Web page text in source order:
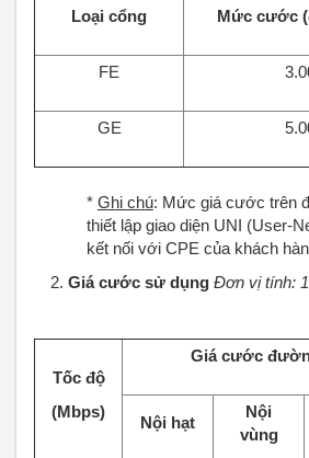
Loại cổng Mức cước
FE
GE
* Ghi chú: Mức giá cước trên
thiết lập giao diện UNI (User-
kết nối với CPE của khách
2. Giá cước sử dụng Đơn vị tính:
Tốc độ
(Mbps)
Giá cước
Nội hạt
Nội
vùng